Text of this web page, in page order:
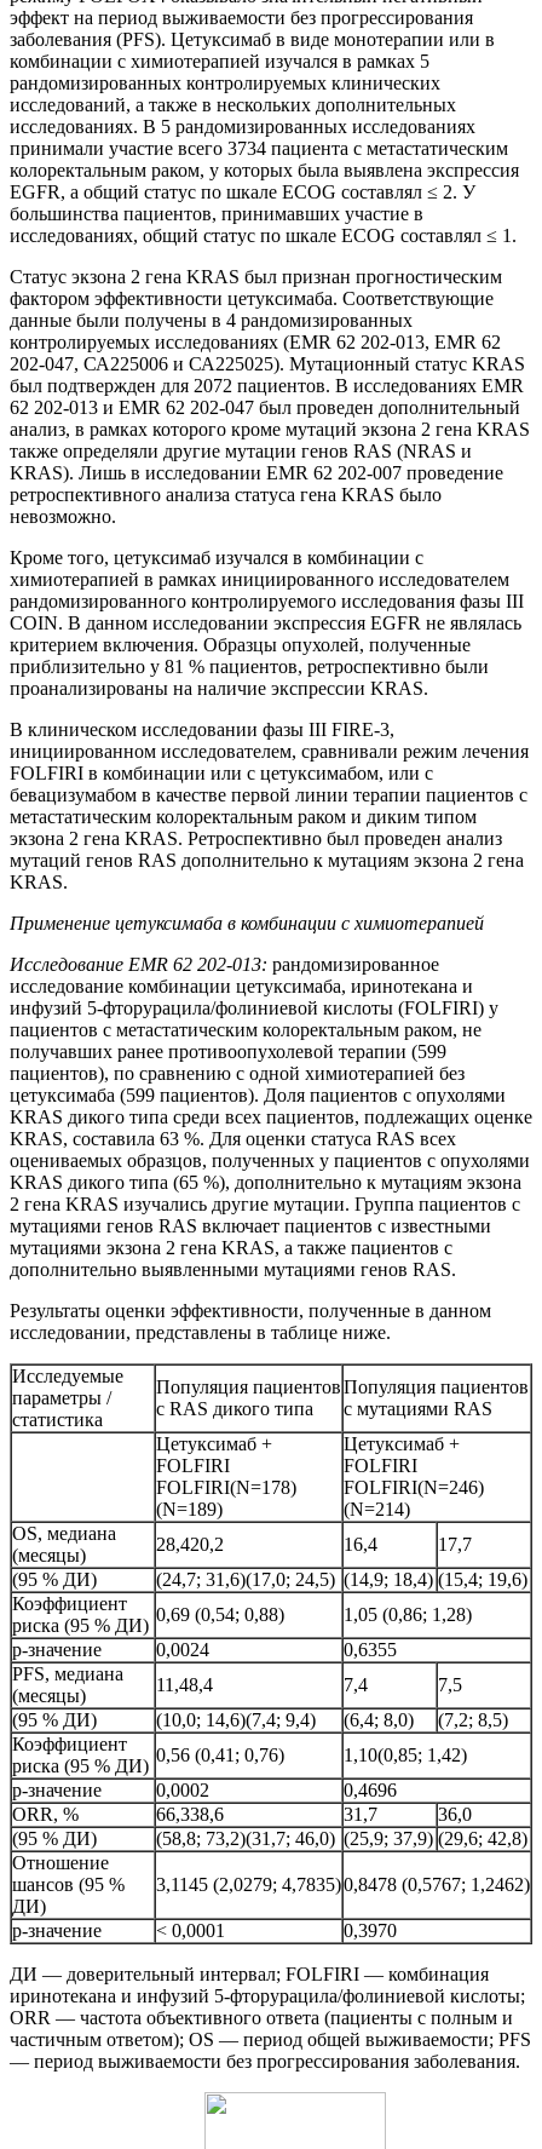
эффект на период выживаемости без прогрессирования
заболевания (PFS). Цетуксимаб в виде монотерапии или в
комбинации с химиотерапией изучался в рамках 5
рандомизированных контролируемых клинических
исследований, а также в нескольких дополнительных
исследованиях. В 5 рандомизированных исследованиях
принимали участие всего 3734 пациента с метастатическим
колоректальным раком, у которых была выявлена экспрессия
EGFR, а общий статус по шкале ECOG составлял ≤ 2. У
большинства пациентов, принимавших участие в
исследованиях, общий статус по шкале ECOG составлял ≤ 1.
Статус экзона 2 гена KRAS был признан прогностическим
фактором эффективности цетуксимаба. Соответствующие
данные были получены в 4 рандомизированных
контролируемых исследованиях (EMR 62 202-013, EMR 62
202-047, СА225006 и СА225025). Мутационный статус KRAS
был подтвержден для 2072 пациентов. В исследованиях EMR
62 202-013 и EMR 62 202-047 был проведен дополнительный
анализ, в рамках которого кроме мутаций экзона 2 гена KRAS
также определяли другие мутации генов RAS (NRAS и
KRAS). Лишь в исследовании EMR 62 202-007 проведение
ретроспективного анализа статуса гена KRAS было
невозможно.
Кроме того, цетуксимаб изучался в комбинации с
химиотерапией в рамках инициированного исследователем
рандомизированного контролируемого исследования фазы III
COIN. В данном исследовании экспрессия EGFR не являлась
критерием включения. Образцы опухолей, полученные
приблизительно у 81 % пациентов, ретроспективно были
проанализированы на наличие экспрессии KRAS.
В клиническом исследовании фазы III FIRE-3,
инициированном исследователем, сравнивали режим лечения
FOLFIRI в комбинации или с цетуксимабом, или с
бевацизумабом в качестве первой линии терапии пациентов с
метастатическим колоректальным раком и диким типом
экзона 2 гена KRAS. Ретроспективно был проведен анализ
мутаций генов RAS дополнительно к мутациям экзона 2 гена
KRAS.
Применение цетуксимаба в комбинации с химиотерапией
Исследование EMR 62 202-013: рандомизированное
исследование комбинации цетуксимаба, иринотекана и
инфузий 5-фторурацила/фолиниевой кислоты (FOLFIRI) у
пациентов с метастатическим колоректальным раком, не
получавших ранее противоопухолевой терапии (599
пациентов), по сравнению с одной химиотерапией без
цетуксимаба (599 пациентов). Доля пациентов с опухолями
KRAS дикого типа среди всех пациентов, подлежащих оценке
KRAS, составила 63 %. Для оценки статуса RAS всех
оцениваемых образцов, полученных у пациентов с опухолями
KRAS дикого типа (65 %), дополнительно к мутациям экзона
2 гена KRAS изучались другие мутации. Группа пациентов с
мутациями генов RAS включает пациентов с известными
мутациями экзона 2 гена KRAS, а также пациентов с
дополнительно выявленными мутациями генов RAS.
Результаты оценки эффективности, полученные в данном
исследовании, представлены в таблице ниже.
Исследуемые
параметры /
статистика
Популяция пациентов
с RAS дикого типа
Популяция пациентов
с мутациями RAS
Цетуксимаб +
FOLFIRI
FOLFIRI(N=178)
(N=189)
Цетуксимаб +
FOLFIRI
FOLFIRI(N=246)
(N=214)
OS, медиана
(месяцы)
28,420,2 16,4
17,7
(95 % ДИ)
(24,7; 31,6)(17,0; 24,5) (14,9; 18,4) (15,4; 19,6)
Коэффициент
риска (95 % ДИ)
0,69 (0,54; 0,88)
1,05 (0,86; 1,28)
р-значение
0,0024
0,6355
PFS, медиана
(месяцы)
11,48,4 7,4
7,5
(95 % ДИ)
(10,0; 14,6)(7,4; 9,4) (6,4; 8,0)
(7,2; 8,5)
Коэффициент
риска (95 % ДИ)
0,56 (0,41; 0,76)
1,10(0,85; 1,42)
р-значение
0,0002
0,4696
ORR, %
66,338,6 31,7
36,0
(95 % ДИ)
(58,8; 73,2)(31,7; 46,0) (25,9; 37,9) (29,6; 42,8)
Отношение
шансов (95 %
ДИ)
3,1145 (2,0279; 4,7835)0,8478 (0,5767; 1,2462)
р-значение < 0,0001 0,3970
ДИ — доверительный интервал; FOLFIRI — комбинация
иринотекана и инфузий 5-фторурацила/фолиниевой кислоты;
ORR — частота объективного ответа (пациенты с полным и
частичным ответом); OS — период общей выживаемости; PFS
— период выживаемости без прогрессирования заболевания.